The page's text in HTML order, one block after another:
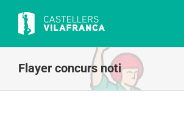
content
Flayer concurs noti